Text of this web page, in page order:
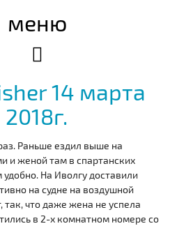
меню
14 марта
2018г.
Раньше ездил выше на
и женой там в спартанских
удобно. На Иволгу доставили
на судне на воздушной
так, что даже жена не успела
в 2-х комнатном номере со